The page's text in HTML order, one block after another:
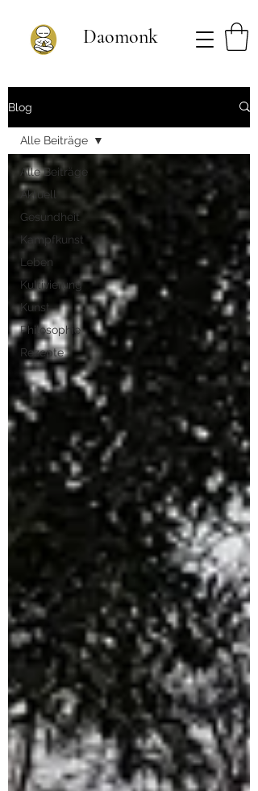
Daomonk
Blog
Alle Beiträge
Aktuell
Gesundheit
Kampfkunst
Leben
Kultivierung
Kunst
Philosophie
Rezepte
Alle Beiträge